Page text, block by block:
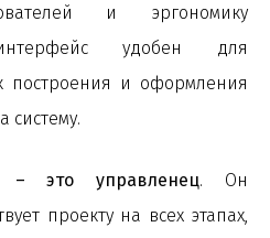
и эргономику
удобен для
построения и оформления
систему.
– это управленец. Он
проекту на всех этапах,